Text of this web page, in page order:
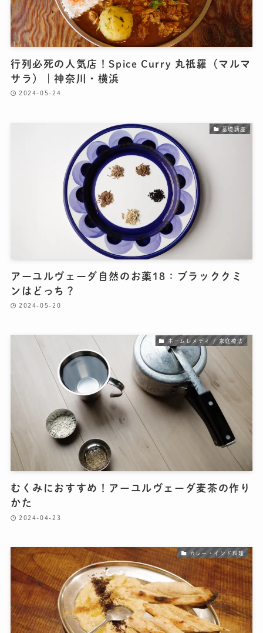
行列必死の人気店！Spice Curry 丸祇羅（マルマ
サラ）｜神奈川・横浜
2024-05-24
基礎講座
アーユルヴェーダ自然のお薬18：ブラッククミ
ンはどっち？
2024-05-20
ホームレメディ / 家庭療法
むくみにおすすめ！アーユルヴェーダ麦茶の作り
かた
2024-04-23
カレー・インド料理